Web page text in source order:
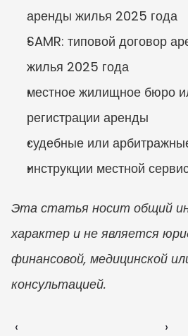
аренды жилья 2025 года
SAMR: типовой договор
жилья 2025 года
местное жилищное бюро
регистрации аренды
судебные или
инструкции местной
Эта статья носит общий
характер и не является
финансовой, медицинской
консультацией.
‹ ›